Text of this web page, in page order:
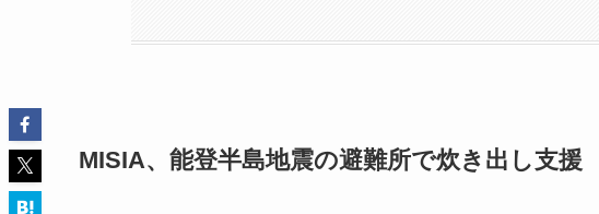
MISIA、能登半島地震の避難所で炊き出し支援